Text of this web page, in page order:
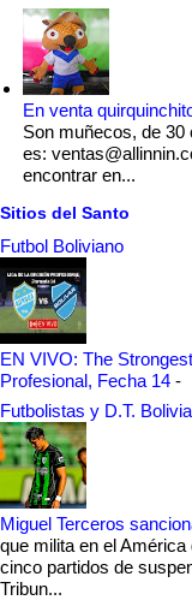
En venta
Son muñecos, de 30
es:
encontrar en...
Sitios del Santo
Futbol Boliviano
EN VIVO: The
Profesional, Fecha 14 -
Futbolistas y D.T.
Miguel Terceros
que milita en el
cinco partidos de
Tribun...